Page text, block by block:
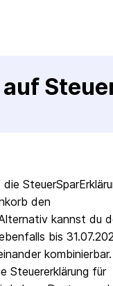
den
kannst du
bis
kombinierbar.
Steuererklärung für